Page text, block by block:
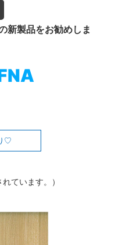
新製品をお勧めしま
ています。）